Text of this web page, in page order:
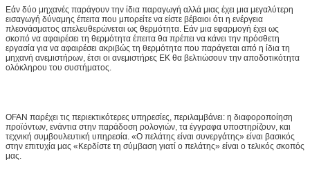
Εάν δύο μηχανές παράγουν την ίδια παραγωγή αλλά μιας έχει μια μεγαλύτερη
εισαγωγή δύναμης έπειτα που μπορείτε να είστε βέβαιοι ότι η ενέργεια
πλεονάσματος απελευθερώνεται ως θερμότητα. Εάν μια εφαρμογή έχει ως
σκοπό να αφαιρέσει τη θερμότητα έπειτα θα πρέπει να κάνει την πρόσθετη
εργασία για να αφαιρέσει ακριβώς τη θερμότητα που παράγεται από η ίδια τη
μηχανή ανεμιστήρων, έτσι οι ανεμιστήρες ΕΚ θα βελτιώσουν την αποδοτικότητα
ολόκληρου του συστήματος.
OFAN παρέχει τις περιεκτικότερες υπηρεσίες, περιλαμβάνει: η διαφοροποίηση
προϊόντων, ενάντια στην παράδοση ρολογιών, τα έγγραφα υποστηρίζουν, και
τεχνική συμβουλευτική υπηρεσία. «Ο πελάτης είναι συνεργάτης» είναι βασικός
στην επιτυχία μας «Κερδίστε τη σύμβαση γιατί ο πελάτης» είναι ο τελικός σκοπός
μας.